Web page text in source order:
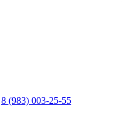
8 (983) 003-25-55